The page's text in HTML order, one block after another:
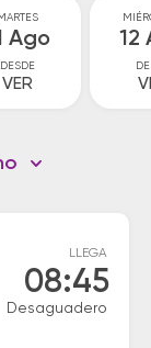
Ago
DESDE
VER
12
LLEGA
08:45
Desaguadero